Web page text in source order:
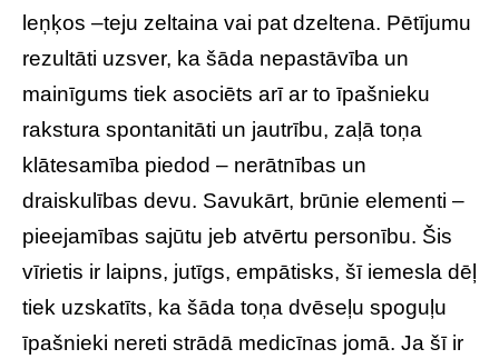
leņķos –teju zeltaina vai pat dzeltena. Pētījumu
rezultāti uzsver, ka šāda nepastāvība un
mainīgums tiek asociēts arī ar to īpašnieku
rakstura spontanitāti un jautrību, zaļā toņa
klātesamība piedod – nerātnības un
draiskulības devu. Savukārt, brūnie elementi –
pieejamības sajūtu jeb atvērtu personību. Šis
vīrietis ir laipns, jutīgs, empātisks, šī iemesla dēļ
tiek uzskatīts, ka šāda toņa dvēseļu spoguļu
īpašnieki nereti strādā medicīnas jomā. Ja šī ir